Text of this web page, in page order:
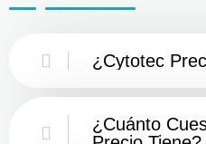
¿Cytotec
¿Cuánto